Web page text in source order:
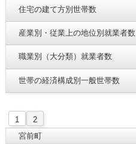
住宅の建て方別世帯数
産業別・従業上の地位別就業者数
職業別（大分類）就業者数
世帯の経済構成別一般世帯数
1
2
宮前町